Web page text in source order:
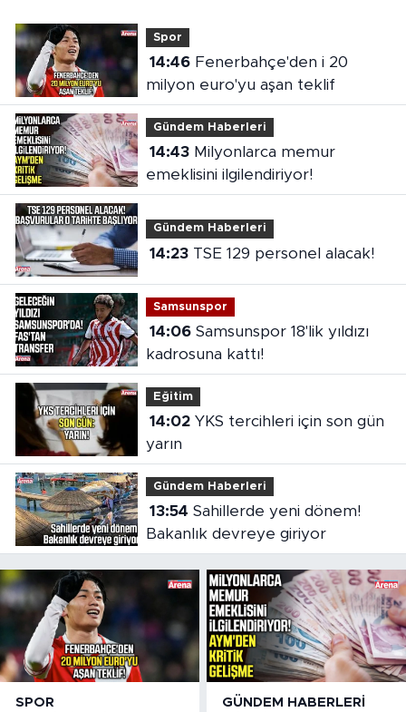
Spor
14:46Fenerbahçe'den i 20
milyon euro'yu aşan teklif
Gündem Haberleri
14:43Milyonlarca memur
emeklisini ilgilendiriyor!
Gündem Haberleri
14:23 TSE 129 personel alacak!
Samsunspor
14:06Samsunspor 18'lik yıldızı
kadrosuna kattı!
Eğitim
14:02YKS tercihleri için son gün
yarın
Gündem Haberleri
13:54
Bakanlık devreye giriyor
SPOR GÜNDEM HABERLERI